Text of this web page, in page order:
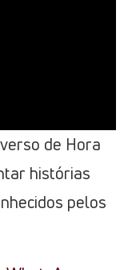
de Hora
histórias
pelos